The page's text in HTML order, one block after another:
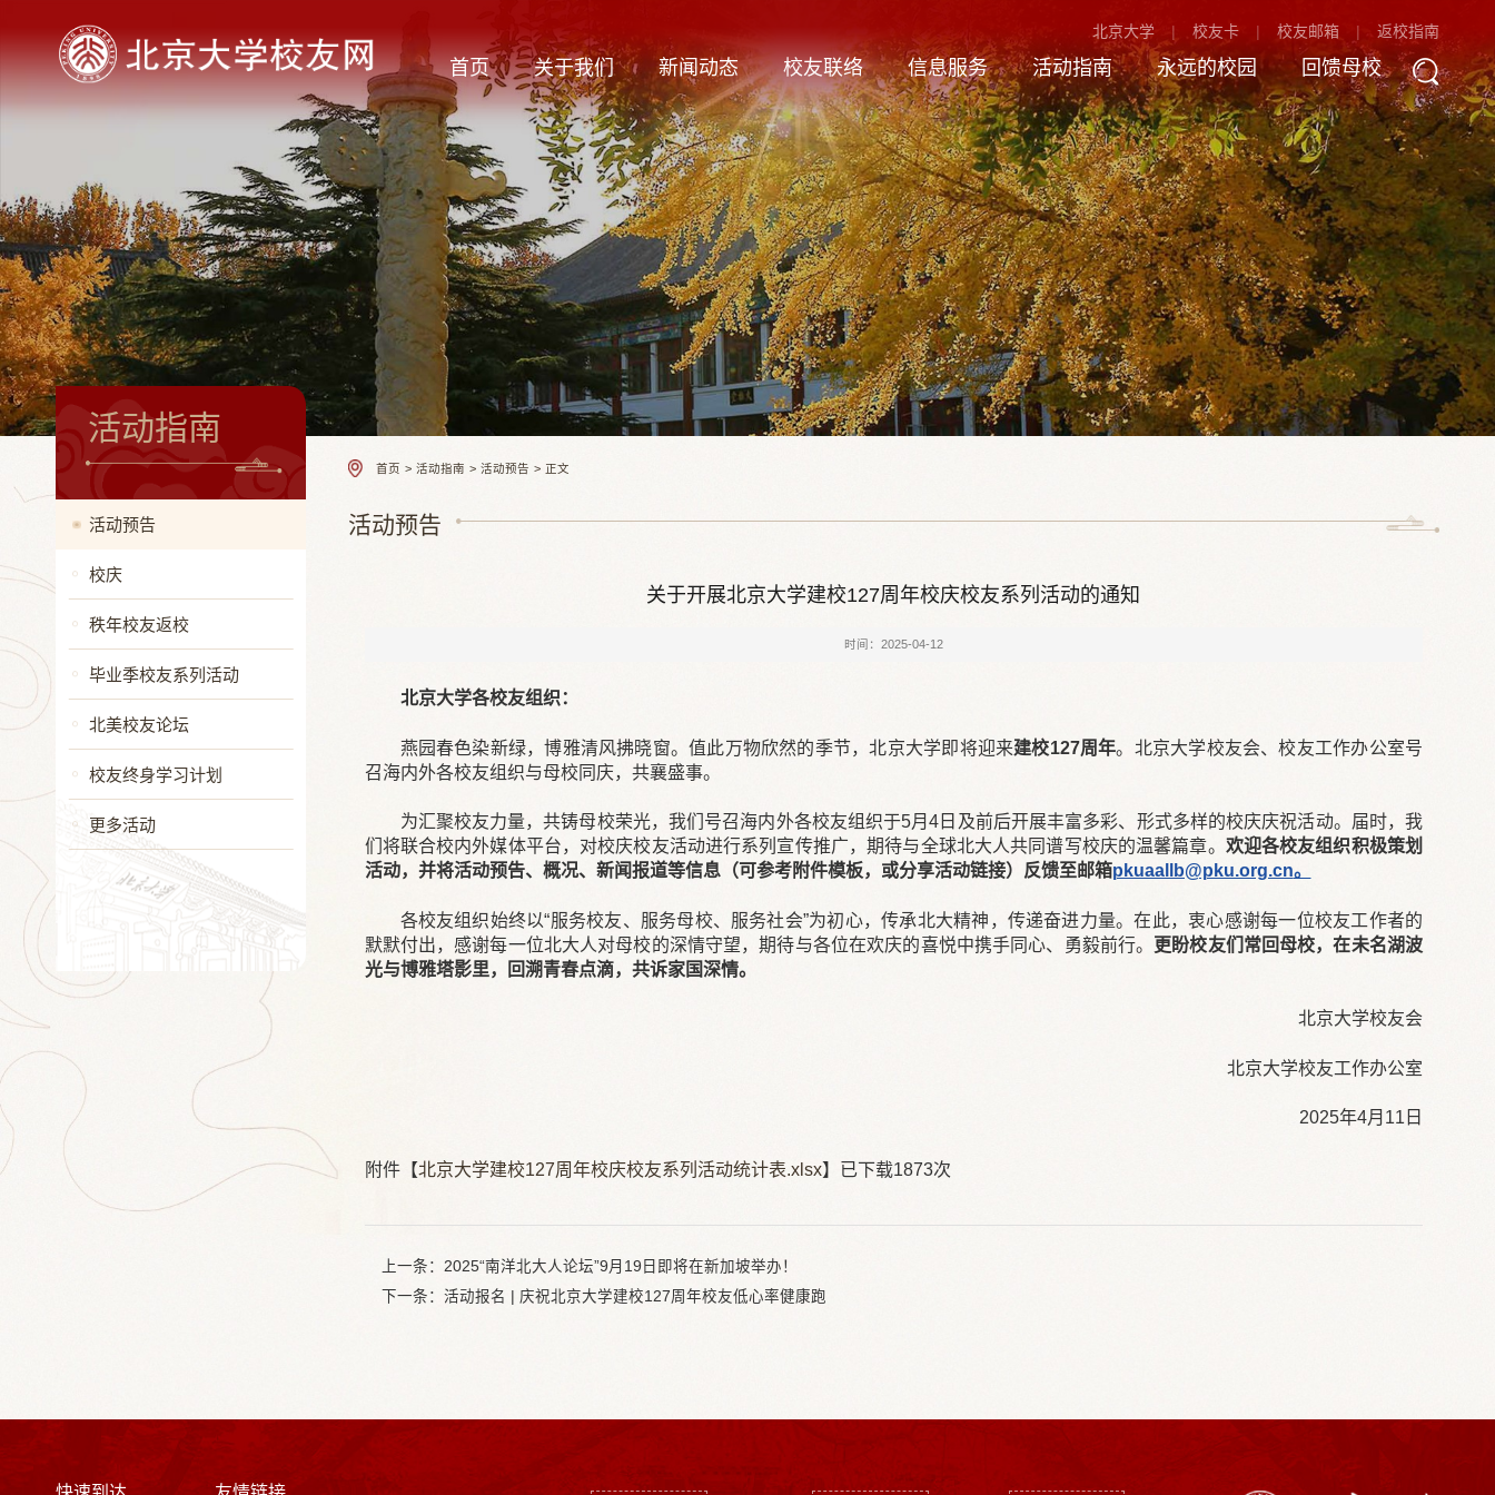
北京大学 校友卡 校友邮箱 返校指南
首页 关于我们 新闻动态 校友联络 信息服务 活动指南 永远的校园 回馈母校
活动指南
活动预告
校庆
秩年校友返校
毕业季校友系列活动
北美校友论坛
校友终身学习计划
更多活动
首页 > 活动指南 > 活动预告 > 正文
活动预告
关于开展北京大学建校127周年校庆校友系列活动的通知
时间：2025-04-12
北京大学各校友组织：
燕园春色染新绿，博雅清风拂晓窗。值此万物欣然的季节，北京大学即将迎来建校127周年。北京大学校友会、校友工作办公室号
召海内外各校友组织与母校同庆，共襄盛事。
为汇聚校友力量，共铸母校荣光，我们号召海内外各校友组织于5月4日及前后开展丰富多彩、形式多样的校庆庆祝活动。届时，我
们将联合校内外媒体平台，对校庆校友活动进行系列宣传推广，期待与全球北大人共同谱写校庆的温馨篇章。 欢迎各校友组织积极策划
活动，并将活动预告、概况、新闻报道等信息（可参考附件模板，或分享活动链接）反馈至邮箱pkuaallb@pku.org.cn。
各校友组织始终以“服务校友、服务母校、服务社会”为初心，传承北大精神，传递奋进力量。在此，衷心感谢每一位校友工作者的
默默付出，感谢每一位北大人对母校的深情守望，期待与各位在欢庆的喜悦中携手同心、勇毅前行。
更盼校友们常回母校，在未名湖波
光与博雅塔影里，回溯青春点滴，共诉家国深情。
北京大学校友会
北京大学校友工作办公室
2025年4月11日
附件【北京大学建校127周年校庆校友系列活动统计表.xlsx】已下载1873次
上一条： 2025“南洋北大人论坛”9月19日即将在新加坡举办！
下一条： 活动报名 | 庆祝北京大学建校127周年校友低心率健康跑